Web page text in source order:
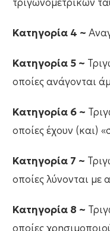
Κατηγορία 4 ~
Κατηγορία 5 ~
οποίες ανάγονται
Κατηγορία 6 ~
οποίες έχουν (και)
Κατηγορία 7 ~
οποίες λύνονται με
Κατηγορία 8 ~
οποίες